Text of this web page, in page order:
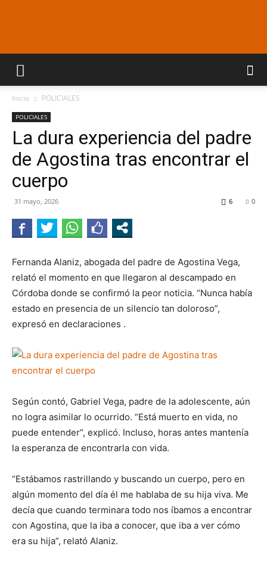
Araucaria
Line
Inicio POLICIALES
POLICIALES
La dura experiencia del padre
de Agostina tras encontrar el
cuerpo
31 mayo, 2026 0
6
Fernanda Alaniz, abogada del padre de Agostina Vega,
relató el momento en que llegaron al descampado en
Córdoba donde se confirmó la peor noticia. “Nunca había
estado en presencia de un silencio tan doloroso”,
expresó en declaraciones .
Según contó, Gabriel Vega, padre de la adolescente, aún
no logra asimilar lo ocurrido. “Está muerto en vida, no
puede entender”, explicó. Incluso, horas antes mantenía
la esperanza de encontrarla con vida.
“Estábamos rastrillando y buscando un cuerpo, pero en
algún momento del día él me hablaba de su hija viva. Me
decía que cuando terminara todo nos íbamos a encontrar
con Agostina, que la iba a conocer, que iba a ver cómo
era su hija”, relató Alaniz.